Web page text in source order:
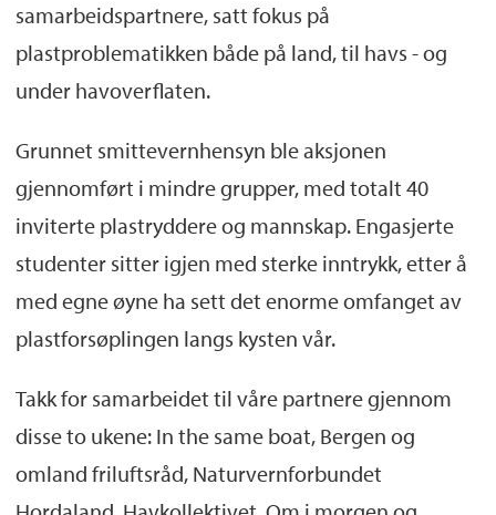
Enundersøkelse Opinion utførte for UiB i
januar 2020viste blant annet at syv av ti
nordmenn mener Plasthvalen har økt
forsøpling.
Strandryddeuka arrangeres årlig av
Hold
Norge Rent.
samarbeidspartnere, satt fokus på
plastproblematikken både på land, til havs - og
under havoverflaten.
Grunnet smittevernhensyn ble aksjonen
gjennomført i mindre grupper, med totalt 40
inviterte plastryddere og mannskap. Engasjerte
studenter sitter igjen med sterke inntrykk, etter å
med egne øyne ha sett det enorme omfanget av
plastforsøplingen langs kysten vår.
Takk for samarbeidet til våre partnere gjennom
disse to ukene: In the same boat, Bergen og
omland friluftsråd, Naturvernforbundet